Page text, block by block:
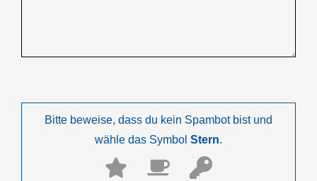
Bitte beweise, dass du kein Spambot bist und
wähle das Symbol Stern.